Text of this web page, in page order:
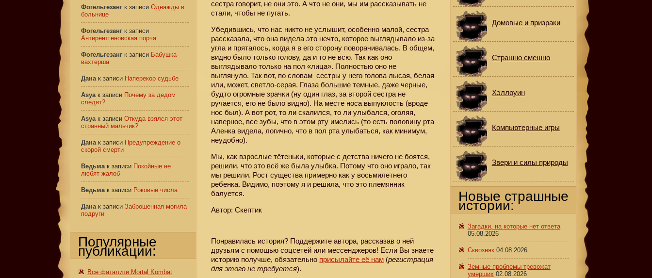
сестра говорит, не они это. А что не они, мы им рассказывать не
стали, чтобы не пугать.
Убедившись, что нас никто не услышит, особенно малой, сестра
рассказала, что она видела это нечто, которое выглядывало из-за
угла и пряталось, когда я в его сторону поворачивалась. В общем,
видно было только голову, да и то не всю. Так как оно
выглядывало только на пол «лица». Полностью оно не
выглянуло. Так вот, по словам сестры у него голова лысая, белая
или, может, светло-серая. Глаза большие темные, даже черные,
будто огромные зрачки (ну один глаз, за второй сестра не
ручается, его не было видно). На месте носа выпуклость (вроде
нос был). А вот рот, то ли скалился, то ли улыбался, оголяя,
наверное, все зубы, что в этом рту имелись (то есть половину рта
Аленка видела, логично, что в пол рта улыбаться, как минимум,
неудобно).
Мы, как взрослые тётеньки, которые с детства ничего не боятся,
решили, что это всё же была улыбка. Потому что оно играло, так
мы решили. Рост существа примерно как у восьмилетнего
ребенка. Видимо, поэтому я и решила, что это племянник
балуется.
Автор: Скептик
Понравилась история? Поддержите автора, рассказав о ней
друзьям с помощью соцсетей или мессенджеров! Если Вы знаете
историю получше, обязательно присылайте её нам (регистрация
для этого не требуется).
Фогельгезанг к записи Однажды в
больнице
Фогельгезанг к записи
Антирентгеновская порча
Фогельгезанг к записи Бабушка-
вахтерша
Данак записи Наперекор судьбе
Asyaк записи Почему за дедом
следят?
Asyaк записи Откуда взялся этот
странный мальчик?
Данак записи Предупреждение о
скорой смерти
Ведьмак записи Покойные не
любят жалоб
Ведьмак записи Роковые числа
Данак записи Заброшенная могила
подруги
Популярные
публикации:
Все фаталити Mortal Kombat
Домовые и призраки
Страшно смешно
Хэллоуин
Компьютерные игры
Звери и силы природы
Новые страшные
истории:
Загадки, на которые нет ответа
05.08.2026
Сквозняк 04.08.2026
Земные проблемы тревожат
умерших 02.08.2026